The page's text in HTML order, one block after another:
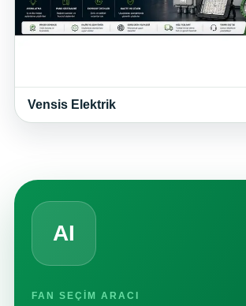
Vensis Elektrik
AI
FAN SEÇİM ARACI